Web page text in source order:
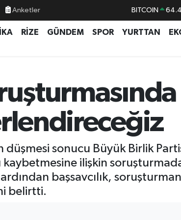
Anketler BITCOIN
DOLAR
GRAM ALTIN
BİST100
RİZE GÜNDEM SPOR YURTTAN
sonucu Büyük Birlik
kaybetmesine ilişkin
başsavcılık,
belirtti.